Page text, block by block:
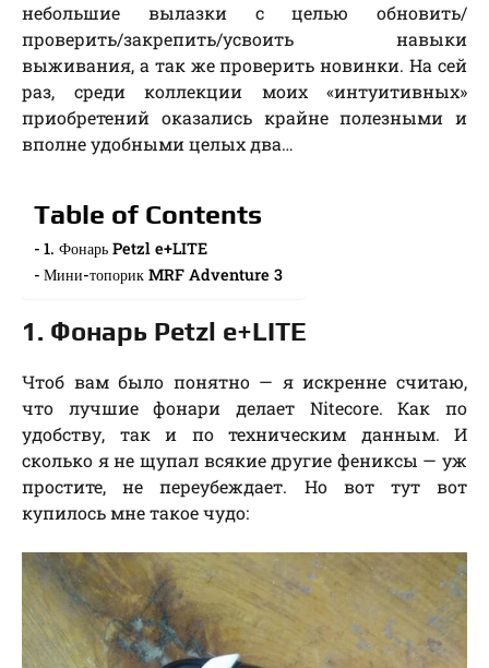
небольшие вылазки с целью обновить/
проверить/закрепить/усвоить навыки
выживания, а так же проверить новинки. На сей
раз, среди коллекции моих «интуитивных»
приобретений оказались крайне полезными и
вполне удобными целых два…
Table of Contents
1. Фонарь Petzl e+LITE
Мини-топорик MRF Adventure 3
1. Фонарь Petzl e+LITE
Чтоб вам было понятно — я искренне считаю,
что лучшие фонари делает Nitecore. Как по
удобству, так и по техническим данным. И
сколько я не щупал всякие другие фениксы — уж
простите, не переубеждает. Но вот тут вот
купилось мне такое чудо: